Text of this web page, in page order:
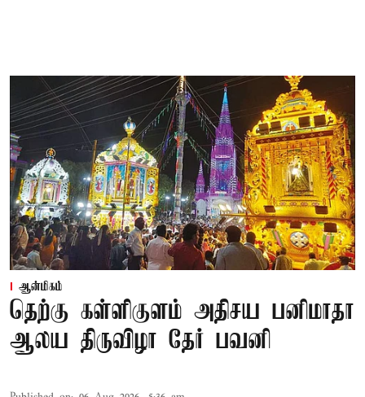
ஆன்மிகம்
தெற்கு கள்ளிகுளம் அதிசய பனிமாதா
ஆலய திருவிழா தேர் பவனி